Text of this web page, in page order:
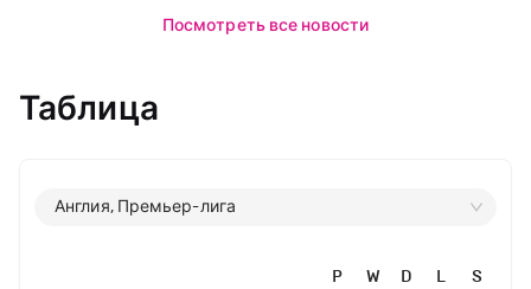
Посмотреть все новости
Таблица
Англия, Премьер-лига
P W D L S